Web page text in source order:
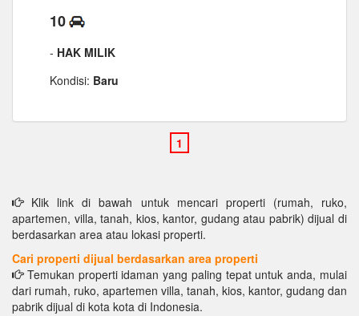
10
- HAK MILIK
Kondisi: Baru
Klik link di bawah untuk mencari properti (rumah, ruko,
apartemen, villa, tanah, kios, kantor, gudang atau pabrik) dijual di
berdasarkan area atau lokasi properti.
Cari properti dijual berdasarkan area properti
Temukan properti idaman yang paling tepat untuk anda, mulai
dari rumah, ruko, apartemen villa, tanah, kios, kantor, gudang dan
pabrik dijual di kota kota di Indonesia.